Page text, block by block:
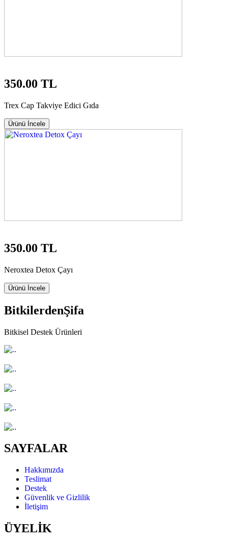
350.00 TL
Trex Cap Takviye Edici Gıda
Ürünü İncele
350.00 TL
Neroxtea Detox Çayı
Ürünü İncele
BitkilerdenŞifa
Bitkisel Destek Ürünleri
SAYFALAR
Hakkımızda
Teslimat
Destek
Güvenlik ve Gizlilik
İletişim
ÜYELİK